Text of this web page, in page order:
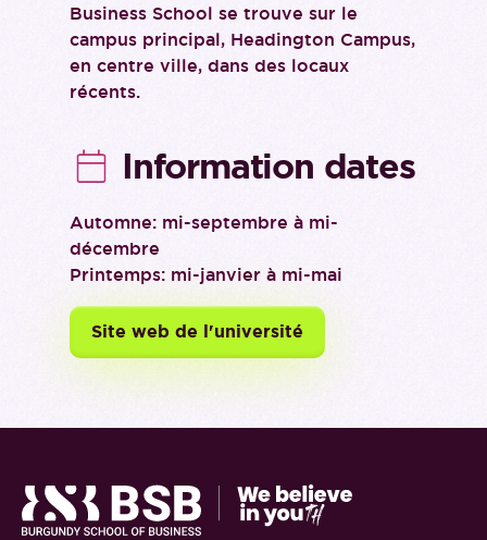
Business School se trouve sur le
campus principal, Headington Campus,
en centre ville, dans des locaux
récents.
Information dates
Automne: mi-septembre à mi-
décembre
Printemps: mi-janvier à mi-mai
Site web de l'université